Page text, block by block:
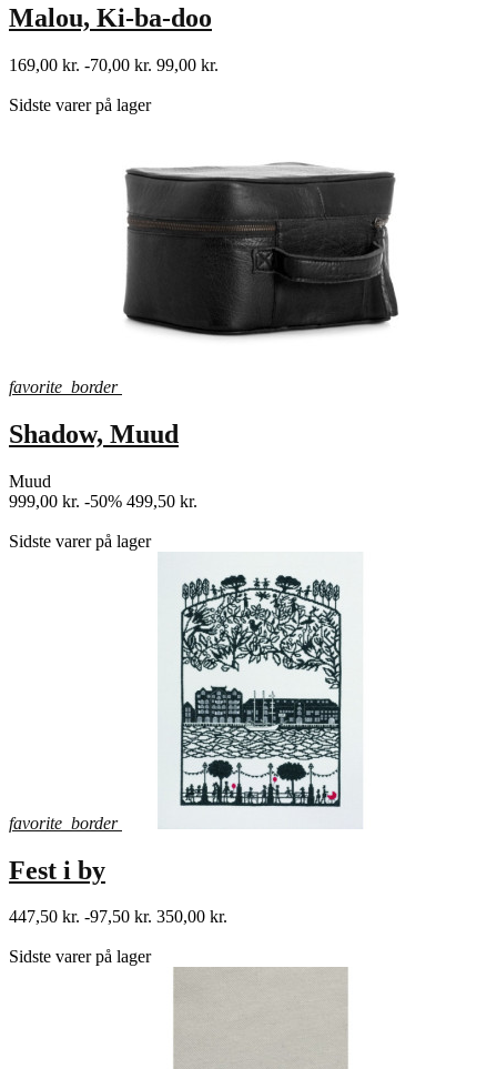
Malou, Ki-ba-doo
169,00 kr. -70,00 kr. 99,00 kr.
Sidste varer på lager
favorite_border
Shadow, Muud
Muud
999,00 kr. -50% 499,50 kr.
Sidste varer på lager
favorite_border
Fest i by
447,50 kr. -97,50 kr. 350,00 kr.
Sidste varer på lager